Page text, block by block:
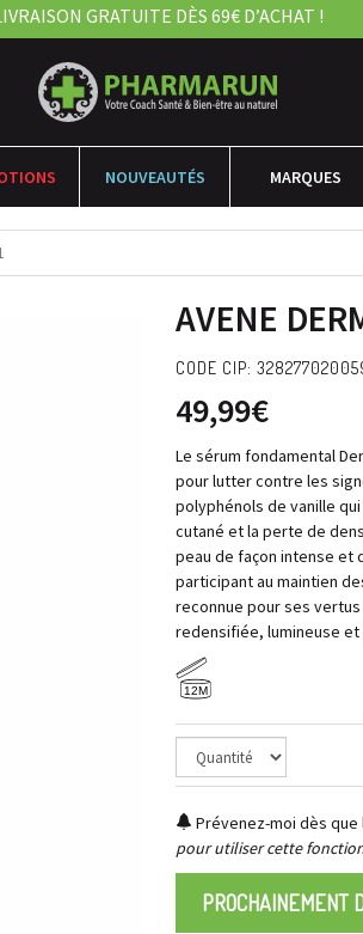
GRATUITE DÈS 69€ D’ACHAT !
NOUVEAUTÉS MARQUES
AVENE
CODE CIP:
49,99€
Le sérum fondamental
pour lutter contre les
polyphénols de vanille
cutané et la perte de
peau de façon intense
participant au maintien
reconnue pour ses
redensifiée, lumineuse
12M
Prévenez-moi dès
pour utiliser cette
PROCHAINEMENT